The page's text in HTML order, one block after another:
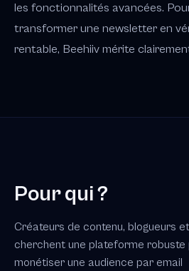
les fonctionnalités avancées.
transformer une newsletter en
rentable, Beehiiv mérite
Pour qui ?
Créateurs de contenu, blogueurs
cherchent une plateforme
monétiser une audience par email